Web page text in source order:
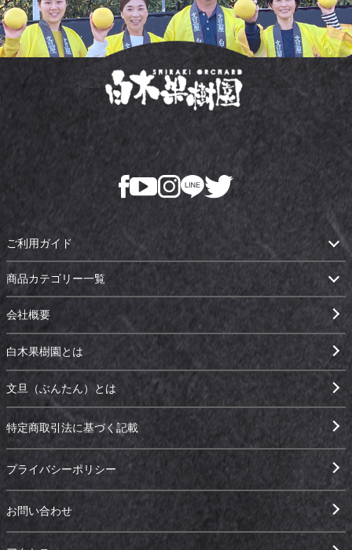
ご利用ガイド
商品カテゴリー一覧
会社概要
白木果樹園とは
文旦（ぶんたん）とは
特定商取引法に基づく記載
プライバシーポリシー
お問い合わせ